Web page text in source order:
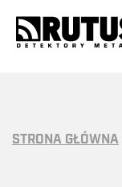
STRONA GŁÓWNA